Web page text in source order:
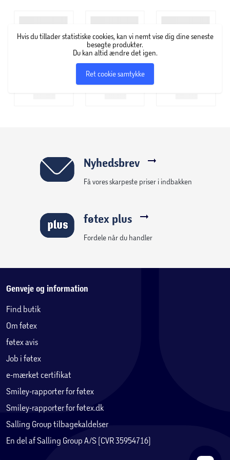
Hvis du tillader statistiske cookies, kan vi nemt vise dig dine seneste
besøgte produkter.
Du kan altid ændre det igen.
Ret cookie samtykke
Nyhedsbrev
Få vores skarpeste priser i indbakken
føtex plus
Fordele når du handler
Genveje og information
Find butik
Om føtex
føtex avis
Job i føtex
e-mærket certifikat
Smiley-rapporter for føtex
Smiley-rapporter for føtex.dk
Salling Group tilbagekaldelser
En del af Salling Group A/S (CVR 35954716)